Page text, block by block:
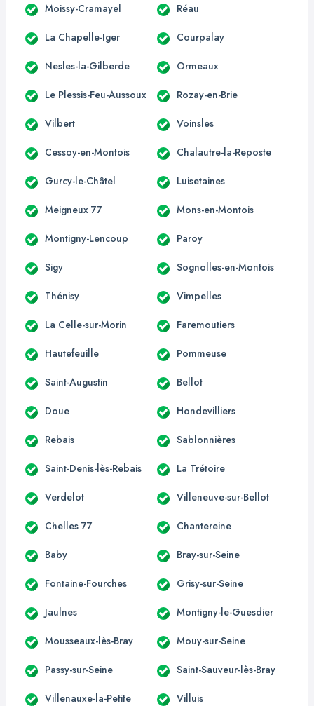
Moissy-Cramayel Réau
La Chapelle-Iger Courpalay
Nesles-la-Gilberde Ormeaux
Le Plessis-Feu-Aussoux Rozay-en-Brie
Vilbert Voinsles
Cessoy-en-Montois Chalautre-la-Reposte
Gurcy-le-Châtel Luisetaines
Meigneux 77 Mons-en-Montois
Montigny-Lencoup Paroy
Sigy Sognolles-en-Montois
Thénisy Vimpelles
La Celle-sur-Morin Faremoutiers
Hautefeuille Pommeuse
Saint-Augustin Bellot
Doue Hondevilliers
Rebais Sablonnières
Saint-Denis-lès-Rebais La Trétoire
Verdelot Villeneuve-sur-Bellot
Chelles 77 Chantereine
Baby Bray-sur-Seine
Fontaine-Fourches Grisy-sur-Seine
Jaulnes Montigny-le-Guesdier
Mousseaux-lès-Bray Mouy-sur-Seine
Passy-sur-Seine Saint-Sauveur-lès-Bray
Villenauxe-la-Petite Villuis